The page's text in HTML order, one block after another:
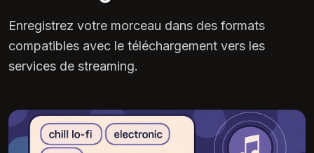
Enregistrez votre morceau dans des formats
compatibles avec le téléchargement vers les
services de streaming.